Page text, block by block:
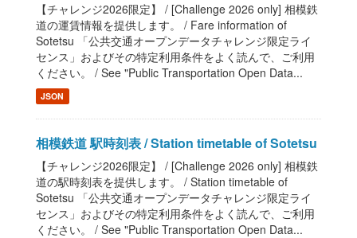
【チャレンジ2026限定】 / [Challenge 2026 only] 相模鉄
道の運賃情報を提供します。 / Fare information of
Sotetsu 「公共交通オープンデータチャレンジ限定ライ
センス」およびその特定利用条件をよく読んで、ご利用
ください。 / See "Public Transportation Open Data...
JSON
相模鉄道 駅時刻表 / Station timetable of Sotetsu
【チャレンジ2026限定】 / [Challenge 2026 only] 相模鉄
道の駅時刻表を提供します。 / Station timetable of
Sotetsu 「公共交通オープンデータチャレンジ限定ライ
センス」およびその特定利用条件をよく読んで、ご利用
ください。 / See "Public Transportation Open Data...